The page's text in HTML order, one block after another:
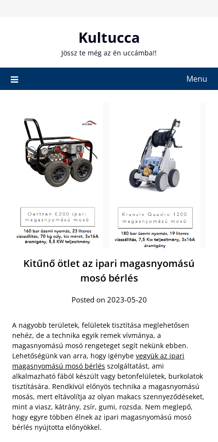
Kultucca
Jössz te még az én uccámba!!
Menu
Kitűnő ötlet az ipari magasnyomású
mosó bérlés
Posted on 2023-05-20
A nagyobb területek, felületek tisztítása meglehetősen
nehéz, de a technika egyik remek vívmánya, a
magasnyomású mosó rengeteget segít nekünk ebben.
Lehetőségünk van arra, hogy igénybe vegyük az ipari
magasnyomású mosó bérlés szolgáltatást, ami
alkalmazható fából készült vagy betonfelületek, burkolatok
tisztítására. Rendkívül előnyös technika a magasnyomású
mosás, mert eltávolítja az olyan makacs szennyeződéseket,
mint a viasz, kátrány, zsír, gumi, rozsda. Nem meglepő,
hogy egyre többen élnek az ipari magasnyomású mosó
bérlés nyújtotta előnyökkel.